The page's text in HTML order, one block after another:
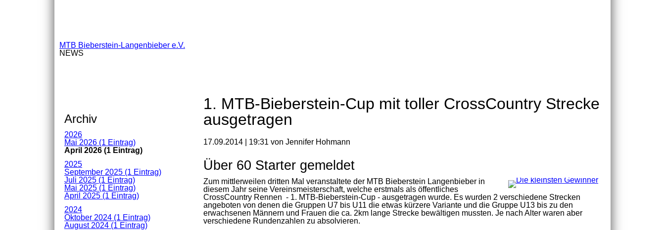
MTB Bieberstein-Langenbieber e.V.
NEWS
1. MTB-Bieberstein-Cup mit toller CrossCountry Strecke
ausgetragen
17.09.2014 | 19:31 von Jennifer Hohmann
Über 60 Starter gemeldet
Zum mittlerweilen dritten Mal veranstaltete der MTB Bieberstein Langenbieber in
diesem Jahr seine Vereinsmeisterschaft, welche erstmals als öffentliches
CrossCountry Rennen - 1. MTB-Bieberstein-Cup - ausgetragen wurde. Es wurden 2 verschiedene Strecken
angeboten von denen die Gruppen U7 bis U11 die etwas kürzere Variante und die Gruppe U13 bis zu den
erwachsenen Männern und Frauen die ca. 2km lange Strecke bewältigen mussten. Je nach Alter waren aber
verschiedene Rundenzahlen zu absolvieren.
Archiv
2026
Mai 2026 (1 Eintrag)
April 2026 (1 Eintrag)
2025
September 2025 (1 Eintrag)
Juli 2025 (1 Eintrag)
Mai 2025 (1 Eintrag)
April 2025 (1 Eintrag)
2024
Oktober 2024 (1 Eintrag)
August 2024 (1 Eintrag)